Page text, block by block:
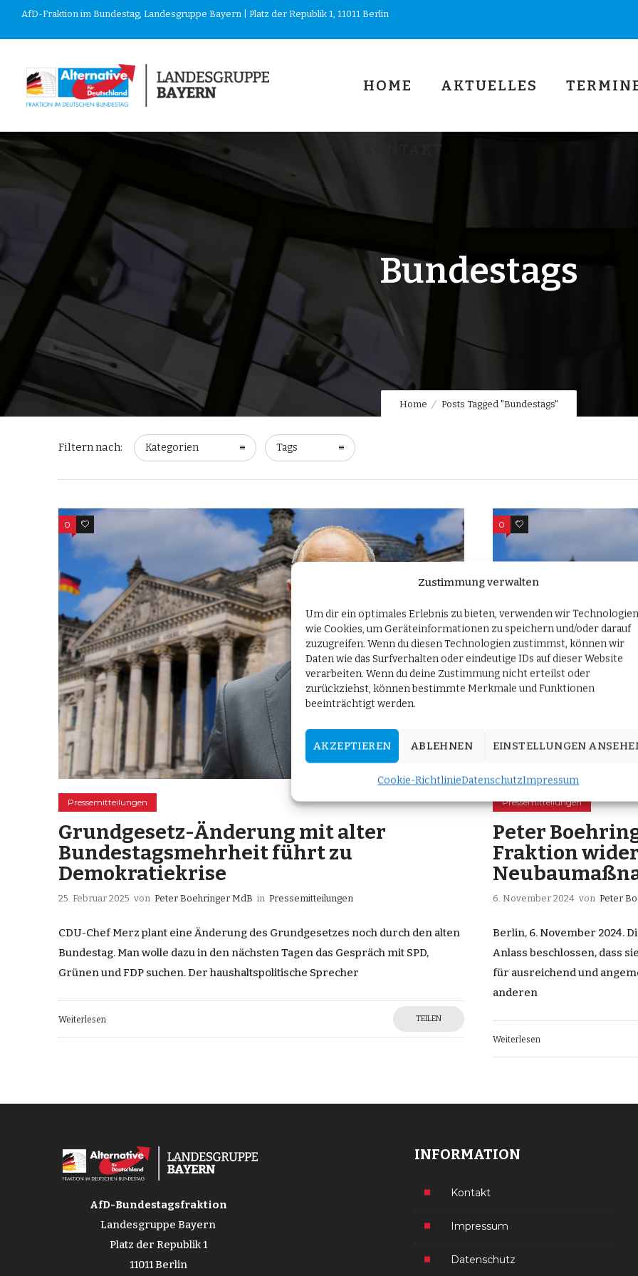
Zustimmung verwalten
Um dir ein optimales Erlebnis zu bieten, verwenden wir Technologien
wie Cookies, um Geräteinformationen zu speichern und/oder darauf
zuzugreifen. Wenn du diesen Technologien zustimmst, können wir
Daten wie das Surfverhalten oder eindeutige IDs auf dieser Website
verarbeiten. Wenn du deine Zustimmung nicht erteilst oder
zurückziehst, können bestimmte Merkmale und Funktionen
beeinträchtigt werden.
AKZEPTIEREN ABLEHNEN EINSTELLUNGEN
Cookie-RichtlinieDatenschutzImpressum
AfD-Fraktion im Bundestag, Landesgruppe Bayern | Platz der Republik 1, 11011 Berlin
HOME AKTUELLES
KONTAKT
Bundestags
Home Posts Tagged "Bundestags"
Filtern nach: Kategorien Tags
0 0
Pressemitteilungen
Grundgesetz-Änderung mit alter
Bundestagsmehrheit führt zu
Demokratiekrise
25. Februar 2025 von Peter Boehringer MdB in Pressemitteilungen
CDU-Chef Merz plant eine Änderung des Grundgesetzes noch durch den alten
Bundestag. Man wolle dazu in den nächsten Tagen das Gespräch mit SPD,
Grünen und FDP suchen. Der haushaltspolitische Sprecher
Weiterlesen TEILEN
0 0
Pressemitteilungen
Peter
Fraktion
6. November 2024 von Peter
Berlin, 6. November 2024.
Anlass beschlossen, dass
für ausreichend und
anderen
Weiterlesen
AfD-Bundestagsfraktion
Landesgruppe Bayern
Platz der Republik 1
11011 Berlin
INFORMATION
Kontakt
Impressum
Datenschutz